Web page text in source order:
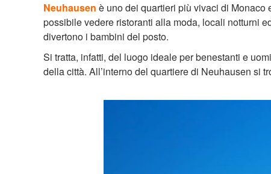
Neuhausen è uno dei quartieri più vivaci di Monaco
possibile vedere ristoranti alla moda, locali notturni
divertono i bambini del posto.
Si tratta, infatti, del luogo ideale per benestanti e
della città. All’interno del quartiere di Neuhausen si